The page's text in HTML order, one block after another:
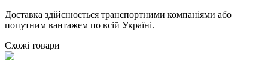
Доставка здійснюється транспортними компаніями або
попутним вантажем по всій Україні.
Схожі товари